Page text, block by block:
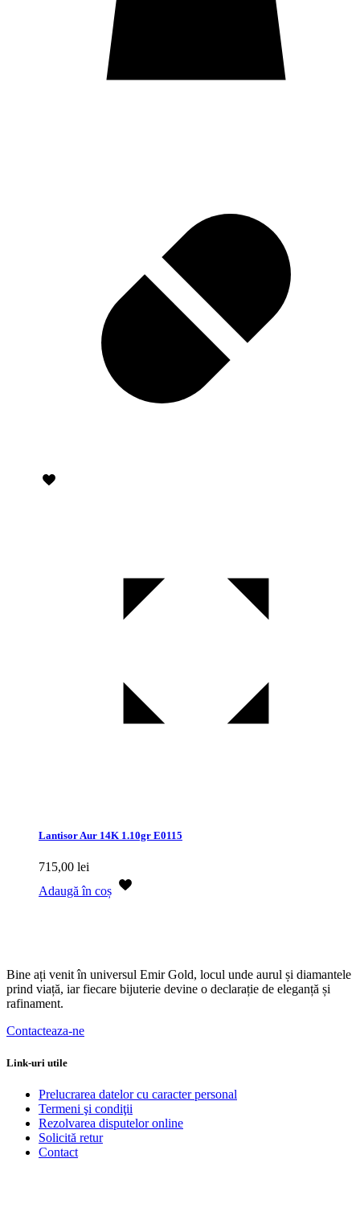
Lantisor Aur 14K 1.10gr E0115
715,00 lei
Adaugă în coș
Bine ați venit în universul Emir Gold, locul unde aurul și diamantele
prind viață, iar fiecare bijuterie devine o declarație de eleganță și
rafinament.
Contacteaza-ne
Link-uri utile
Prelucrarea datelor cu caracter personal
Termeni şi condiţii
Rezolvarea disputelor online
Solicită retur
Contact